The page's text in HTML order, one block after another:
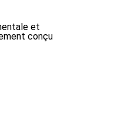
et
conçu